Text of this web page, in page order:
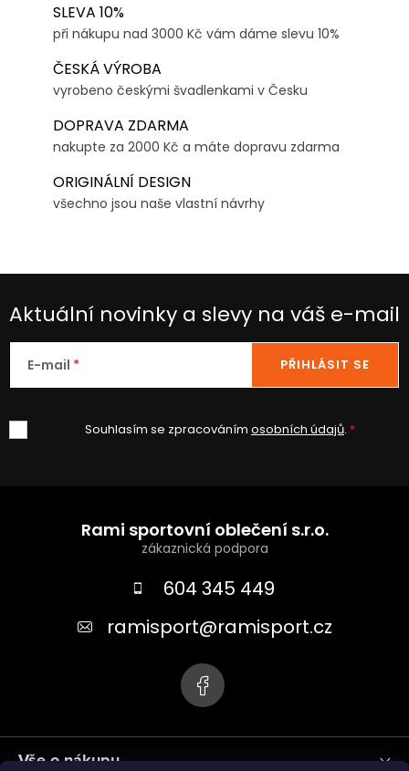
SLEVA 10%
při nákupu nad 3000 Kč vám dáme slevu 10%
ČESKÁ VÝROBA
vyrobeno českými švadlenkami v Česku
DOPRAVA ZDARMA
nakupte za 2000 Kč a máte dopravu zdarma
ORIGINÁLNÍ DESIGN
všechno jsou naše vlastní návrhy
Aktuální novinky a slevy na váš e-mail
E-mail
Souhlasím se zpracováním osobních údajů.
PŘIHLÁSIT SE
Rami sportovní oblečení s.r.o.
604 345 449
ramisport@ramisport.cz
Vše o nákupu